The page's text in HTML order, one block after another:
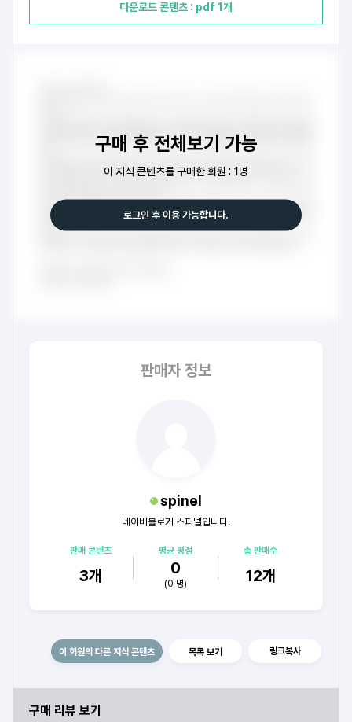
판매자 정보
spinel
네이버블로거 스피넬입니다.
판매 콘텐츠
3개
평균 평점
0
(0 명)
총 판매수
12개
다운로드 콘텐츠 : pdf 1개
구매 후 전체보기 가능
이 지식 콘텐츠를 구매한 회원 : 1명
로그인 후 이용 가능합니다.
이 회원의 다른 지식 콘텐츠 목록 보기 링크복사
구매 리뷰 보기